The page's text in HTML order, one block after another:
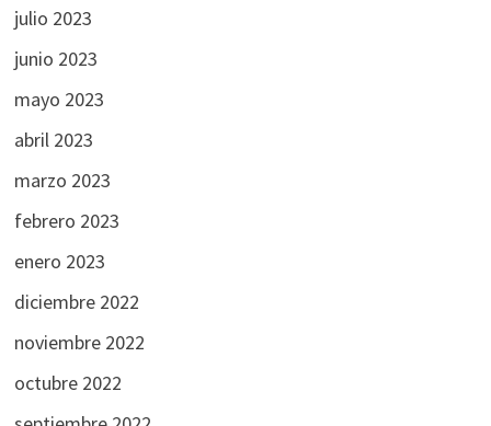
julio 2023
junio 2023
mayo 2023
abril 2023
marzo 2023
febrero 2023
enero 2023
diciembre 2022
noviembre 2022
octubre 2022